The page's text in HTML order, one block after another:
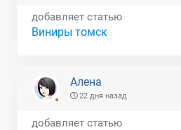
добавляет статью
Виниры томск
Алена
22 дня назад
добавляет статью